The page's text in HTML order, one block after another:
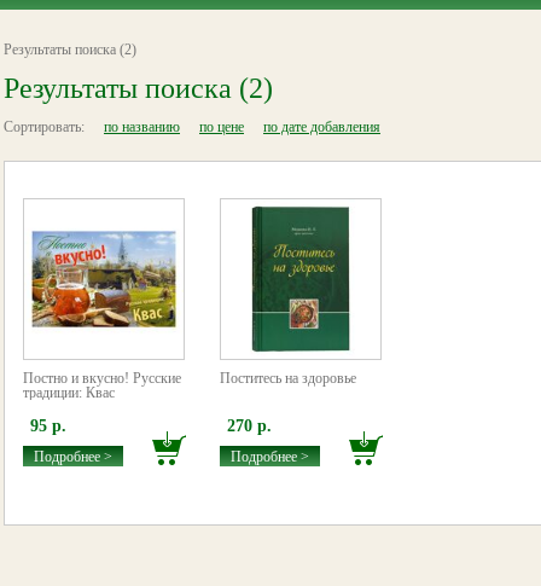
Результаты поиска (2)
Результаты поиска (2)
Сортировать: по названию по цене по дате добавления
Постно и вкусно! Русские
традиции: Квас
95 р.
Подробнее >
Поститесь на здоровье
270 р.
Подробнее >